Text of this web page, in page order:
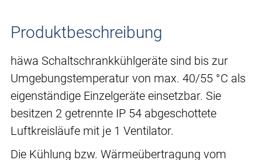
Produktbeschreibung
häwa Schaltschrankkühlgeräte sind bis zur
Umgebungstemperatur von max. 40/55 °C als
eigenständige Einzelgeräte einsetzbar. Sie
besitzen 2 getrennte IP 54 abgeschottete
Luftkreisläufe mit je 1 Ventilator.
Die Kühlung bzw. Wärmeübertragung vom